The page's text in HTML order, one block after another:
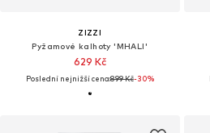
ZIZZI
Pyžamové kalhoty 'MHALI'
629 Kč
Poslední nejnižší cena:899 Kč-30%